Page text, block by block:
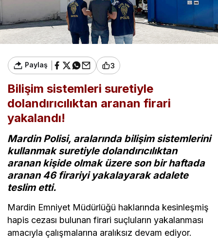
Paylaş 3
Bilişim sistemleri suretiyle
dolandırıcılıktan aranan firari
yakalandı!
Mardin Polisi, aralarında bilişim sistemlerini
kullanmak suretiyle dolandırıcılıktan
aranan kişide olmak üzere son bir haftada
aranan 46 firariyi yakalayarak adalete
teslim etti.
Mardin Emniyet Müdürlüğü haklarında kesinleşmiş
hapis cezası bulunan firari suçluların yakalanması
amacıyla çalışmalarına aralıksız devam ediyor.